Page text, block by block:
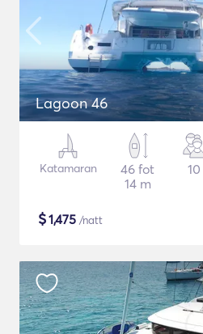
Lagoon 46
Katamaran
46 fot
14 m
10
$1,475 /natt